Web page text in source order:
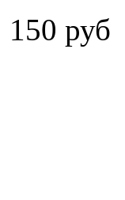
150 руб